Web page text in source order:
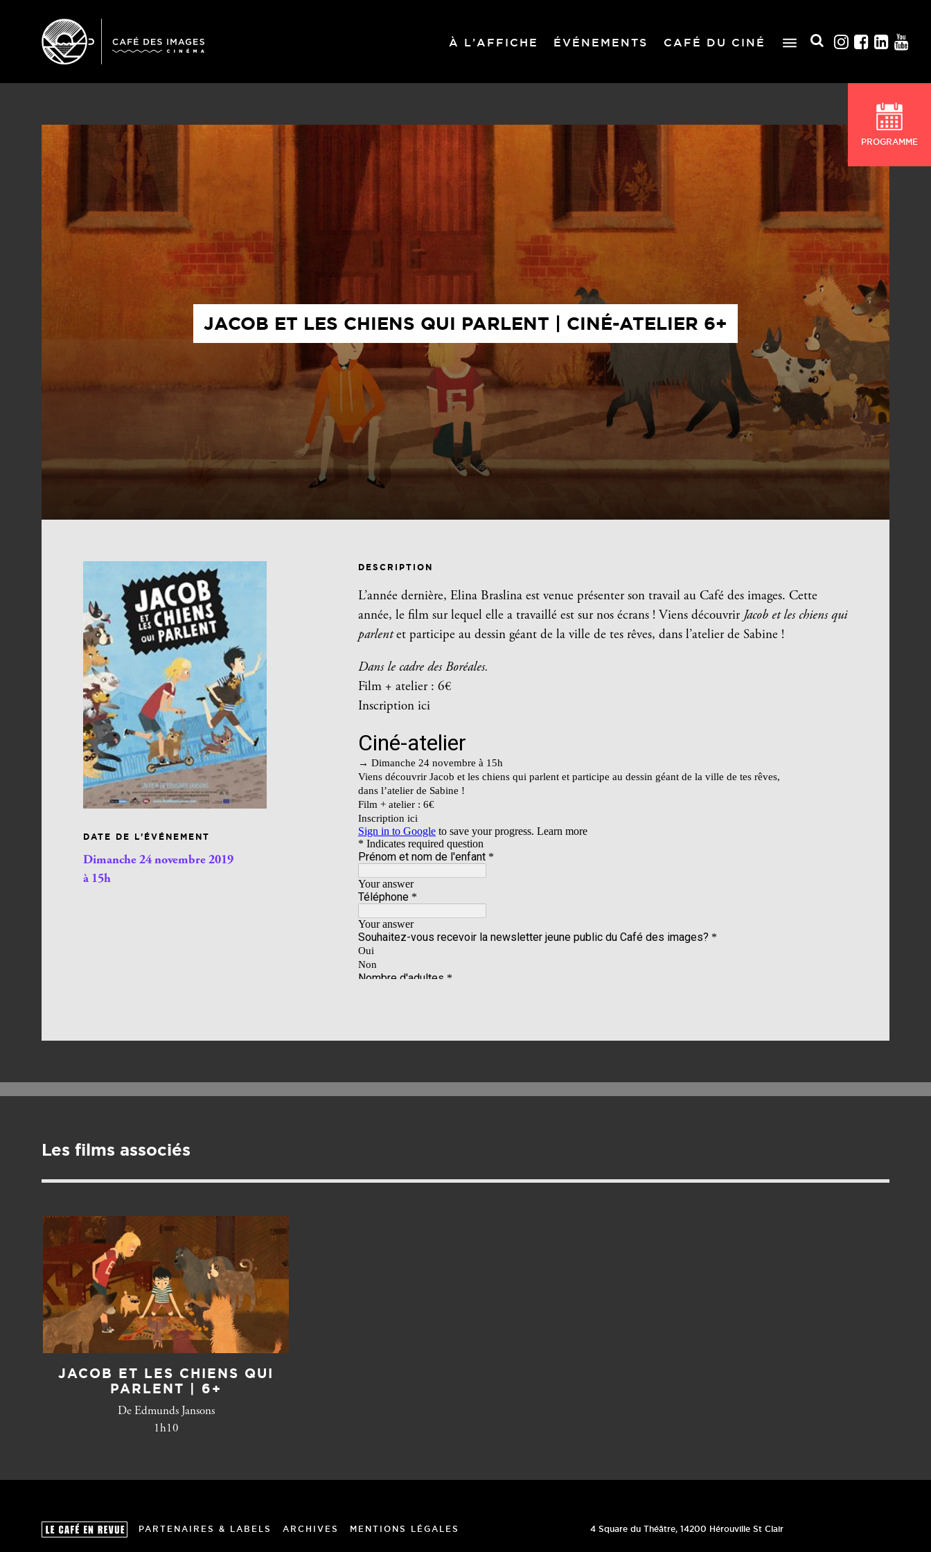
À L’AFFICHE ÉVÉNEMENTS CAFÉ DU CINÉ
PROGRAMME
JACOB ET LES CHIENS QUI PARLENT | CINÉ-ATELIER 6+
DATE DE L’ÉVÉNEMENT
Dimanche 24 novembre 2019
à 15h
DESCRIPTION
L’année dernière, Elina Braslina est venue présenter son travail au Café des images. Cette
année, le film sur lequel elle a travaillé est sur nos écrans ! Viens découvrir Jacob et les chiens qui
parlentet participe au dessin géant de la ville de tes rêves, dans l’atelier de Sabine !
Dans le cadre des Boréales.
Film + atelier : 6€
Inscription ici
Les films associés
JACOB ET LES CHIENS QUI
PARLENT | 6+
De Edmunds Jansons
1h10
PARTENAIRES & LABELS ARCHIVES MENTIONS LÉGALES 4 Square du Théâtre, 14200 Hérouville St Clair